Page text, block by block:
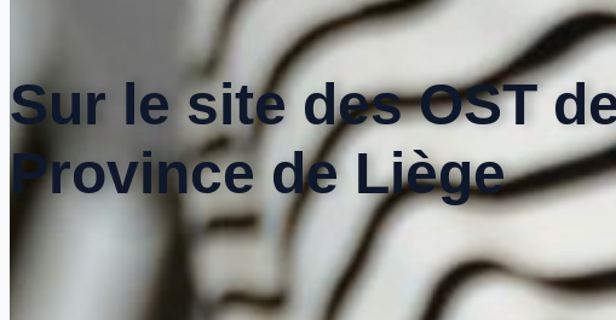
Sur le site des OST
Province de Liège